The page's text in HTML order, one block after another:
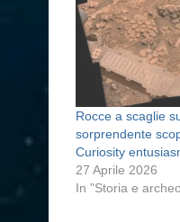
Rocce a scaglie
sorprendente
Curiosity
27 Aprile 2026
In "Storia e